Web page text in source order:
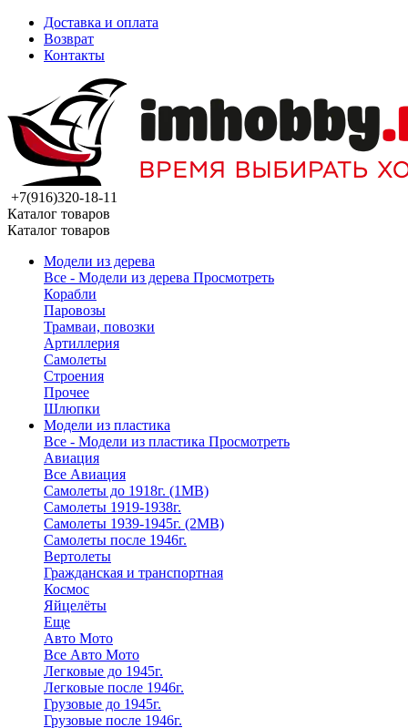
Доставка и оплата
Возврат
Контакты
+7(916)320-18-11
Каталог товаров
Каталог товаров
Модели из дерева
Все - Модели из дерева Просмотреть
Корабли
Паровозы
Трамваи, повозки
Артиллерия
Самолеты
Строения
Прочее
Шлюпки
Модели из пластика
Все - Модели из пластика Просмотреть
Авиация
Все Авиация
Самолеты до 1918г. (1МВ)
Самолеты 1919-1938г.
Самолеты 1939-1945г. (2МВ)
Самолеты после 1946г.
Вертолеты
Гражданская и транспортная
Космос
Яйцелёты
Еще
Авто Мото
Все Авто Мото
Легковые до 1945г.
Легковые после 1946г.
Грузовые до 1945г.
Грузовые после 1946г.